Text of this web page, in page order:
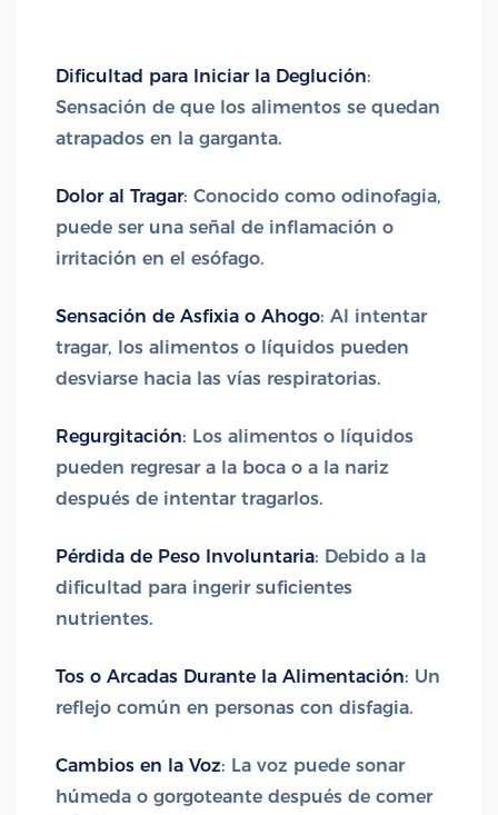
Dificultad para Iniciar la Deglución:
Sensación de que los alimentos se quedan
atrapados en la garganta.
Dolor al Tragar: Conocido como odinofagia,
puede ser una señal de inflamación o
irritación en el esófago.
Sensación de Asfixia o Ahogo: Al intentar
tragar, los alimentos o líquidos pueden
desviarse hacia las vías respiratorias.
Regurgitación: Los alimentos o líquidos
pueden regresar a la boca o a la nariz
después de intentar tragarlos.
Pérdida de Peso Involuntaria: Debido a la
dificultad para ingerir suficientes
nutrientes.
Tos o Arcadas Durante la Alimentación: Un
reflejo común en personas con disfagia.
Cambios en la Voz: La voz puede sonar
húmeda o gorgoteante después de comer